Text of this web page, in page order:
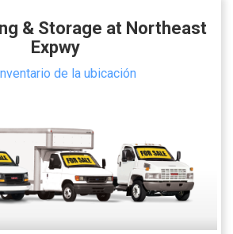
& Storage at Northeast
Expwy
de la ubicación